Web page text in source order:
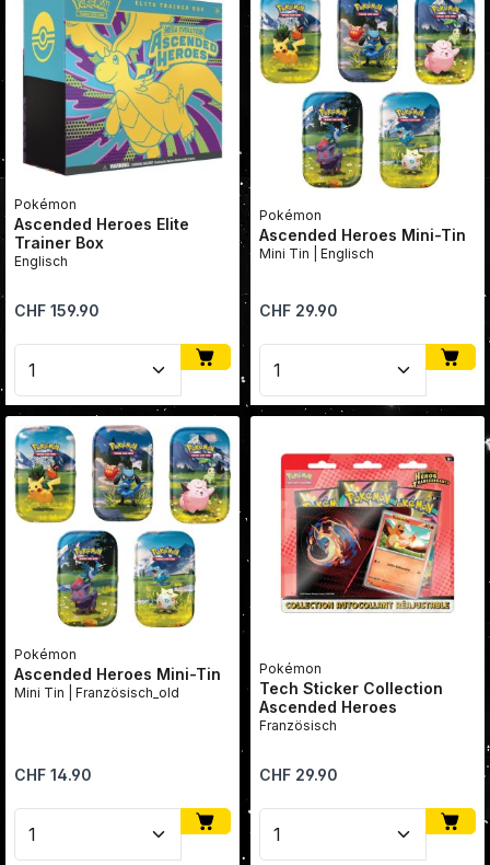
Pokémon
Ascended Heroes Elite
Trainer Box
Englisch
Regulärer Preis:
CHF 159.90
Produkt Anzahl: Gib den gewünschten Wert ein
Pokémon
Ascended Heroes Mini-Tin
Mini Tin | Englisch
Regulärer Preis:
CHF 29.90
Produkt Anzahl: Gib
Pokémon
Ascended Heroes Mini-Tin
Mini Tin | Französisch_old
Regulärer Preis:
CHF 14.90
Produkt Anzahl: Gib den gewünschten Wert ein
Pokémon
Tech Sticker Collection
Ascended Heroes
Französisch
Regulärer Preis:
CHF 29.90
Produkt Anzahl: Gib